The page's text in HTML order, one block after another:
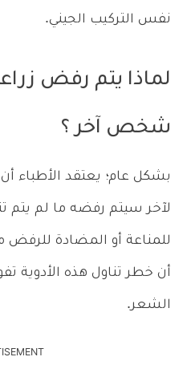
نفس التركيب الجيني.
لماذا يتم رفض
شخص آخر ؟
بشكل عام؛ يعتقد
لآخر سيتم رفضه ما لم يتم
للمناعة أو المضادة للرفض
أن خطر تناول هذه الأدوية
الشعر.